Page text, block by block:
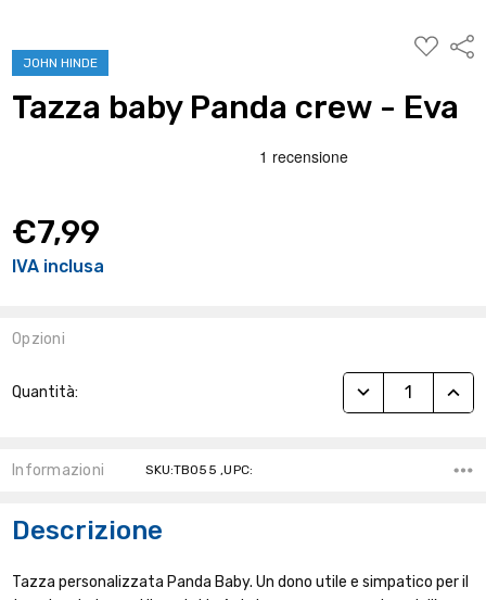
JOHN HINDE
ALLA
Tazza baby Panda crew - Eva
€7,99
IVA inclusa
Opzioni
Attuale:
Quantità: RIDUCI
Informazioni SKU:TB055 ,UPC:
Descrizione
Tazza personalizzata Panda Baby. Un dono utile e simpatico per il